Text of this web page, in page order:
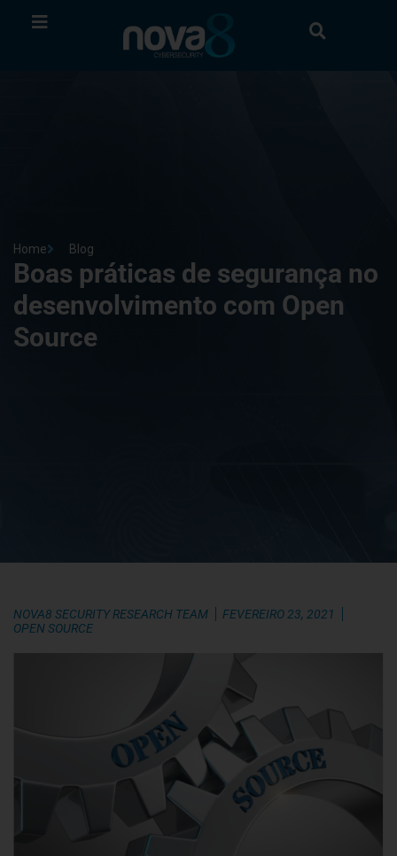
Home Blog
Boas práticas de segurança no
desenvolvimento com Open
Source
NOVA8 SECURITY RESEARCH TEAM
FEVEREIRO 23, 2021
OPEN SOURCE